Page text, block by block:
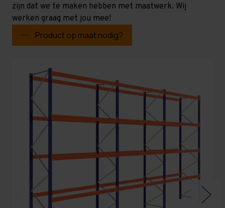
zijn dat we te maken hebben met maatwerk. Wij
werken graag met jou mee!
Product op maat nodig?